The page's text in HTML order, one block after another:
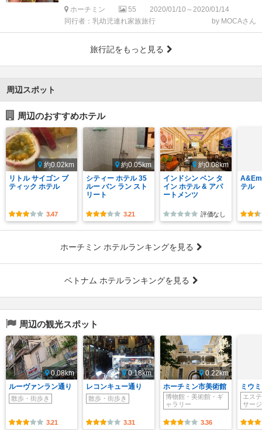
ホーチミン
55
2020/01/10～2020/01/14
同行者：乳幼児連れ家族旅行
by MOCAさん
旅行記をもっと見る
周辺スポット
周辺のおすすめホテル
約0.02km
リトル サイゴン ブ
ティック ホテル
3.47
約0.05km
シティー ホテル 35
ルー バン ラン スト
リート
3.21
約0.08km
インドシン ベン タ
イン ホテル & アパ
ートメンツ
評価なし
テル
ホーチミン ホテルランキングを見る
ベトナム ホテルランキングを見る
周辺の観光スポット
0.08km
ルーヴァンラン通り
散歩・街歩き
3.21
0.18km
レコンキュー通り
散歩・街歩き
3.31
0.22km
ホーチミン市美術館
博物館・美術館・ギ
ャラリー
3.36
ミウ
エス
サージ